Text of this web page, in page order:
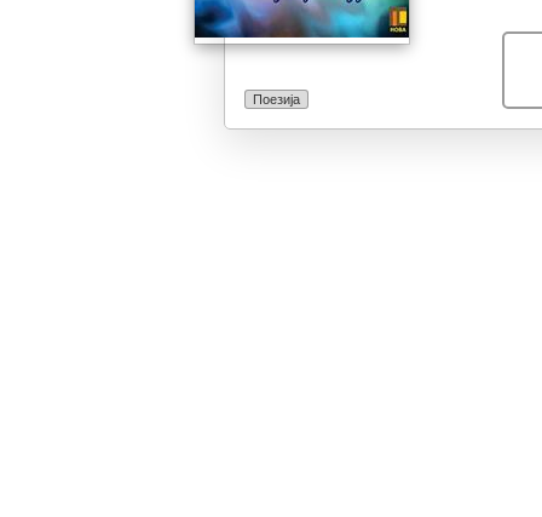
Поезија
поезијата,